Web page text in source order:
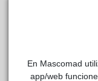
NISCALO
COMENTARIOS
En Mascomad
app/web